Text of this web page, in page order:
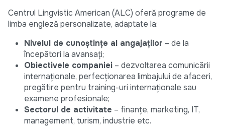
Centrul Lingvistic American (ALC) oferă programe de
limba engleză personalizate, adaptate la:
Nivelul de cunoștințe al angajaților – de la
începători la avansați;
Obiectivele companiei – dezvoltarea comunicării
internaționale, perfecționarea limbajului de afaceri,
pregătire pentru training-uri internaționale sau
examene profesionale;
Sectorul de activitate – finanțe, marketing, IT,
management, turism, industrie etc.